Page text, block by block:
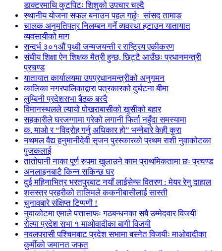
डाक्टरमाथि कुटपिटः शिशुको उपचार चल्दै
स्थानीय योजना सफल बनाउन पहल गर्छुः सांसद तामाङ
चालक अनुमतिपत्र निलम्बन गर्ने व्यवस्था हटाउन यातायात
व्यवसायीको माग
सन्दर्भ ३०१औं पृथ्वी जन्मजयन्ती र राष्ट्रिय एकीकरण
संघीय शिक्षा ऐन शिक्षक मैत्री हुन्छ, छिट्टै आउँछः प्रधानमन्त्री
प्रचण्ड
यातायात कार्यालयमा उपप्रधानमन्त्रीको अनुगमन
कालिका नगरपालिकाद्वारा पत्रकारको दुर्घटना बीमा
लुम्बिनी प्रदेशसभा बैठक बस्दै
विमानस्थलले ल्यायो पोखराबासीको खुसीको बहार
सहकारीले घरजग्गामा गरेको लगानी फिर्ता नहुँदा समस्यामा
क. माओ र “विद्रोह गर्नु अधिकार हो” भन्नेबारे केही कुरा
नथमल वैद्य हनुमानीदेवी सृजन पुरस्कारको प्रथम राशी नुवाकोटका
पुजकलाई
तातोपानी नाका पूर्ण रुपमा खुलाउने काम प्राथमिकतामा छः प्रचण्ड
अनलाइनबाटै किन्न सकिन्छ घर
दुई महिनाभित्र भरतपुरबाट नयाँ लाईसेन्स वितरण : मेयर रेनु दाहाल
शसस्त्र प्रहरीको तालिमले ककनीबासीलाई सास्ती
चुनावबारे संक्षिप्त टिप्पणी !
नुवाकोटमा एमाले पत्तासाफः गठबन्धनका सबै उम्मेदवार विजयी
रोल्पा प्रदेश सभा १ माओवादीका बागी विजयी
नवलपरासी पश्चिमबाट प्रदेश सभामा बस्नेत विजयीः माओवादीका
कुर्मीको जमानत जफत